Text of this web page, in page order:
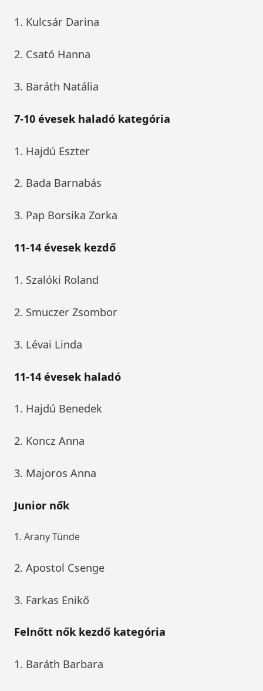
1. Kulcsár Darina
2. Csató Hanna
3. Baráth Natália
7-10 évesek haladó kategória
1. Hajdú Eszter
2. Bada Barnabás
3. Pap Borsika Zorka
11-14 évesek kezdő
1. Szalóki Roland
2. Smuczer Zsombor
3. Lévai Linda
11-14 évesek haladó
1. Hajdú Benedek
2. Koncz Anna
3. Majoros Anna
Junior nők
1. Arany Tünde
2. Apostol Csenge
3. Farkas Enikő
Felnőtt nők kezdő kategória
1. Baráth Barbara